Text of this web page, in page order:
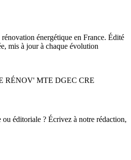
énergétique en France. Édité
mis à jour à chaque évolution
RÉNOV' MTE DGEC CRE
éditoriale ? Écrivez à notre rédaction,